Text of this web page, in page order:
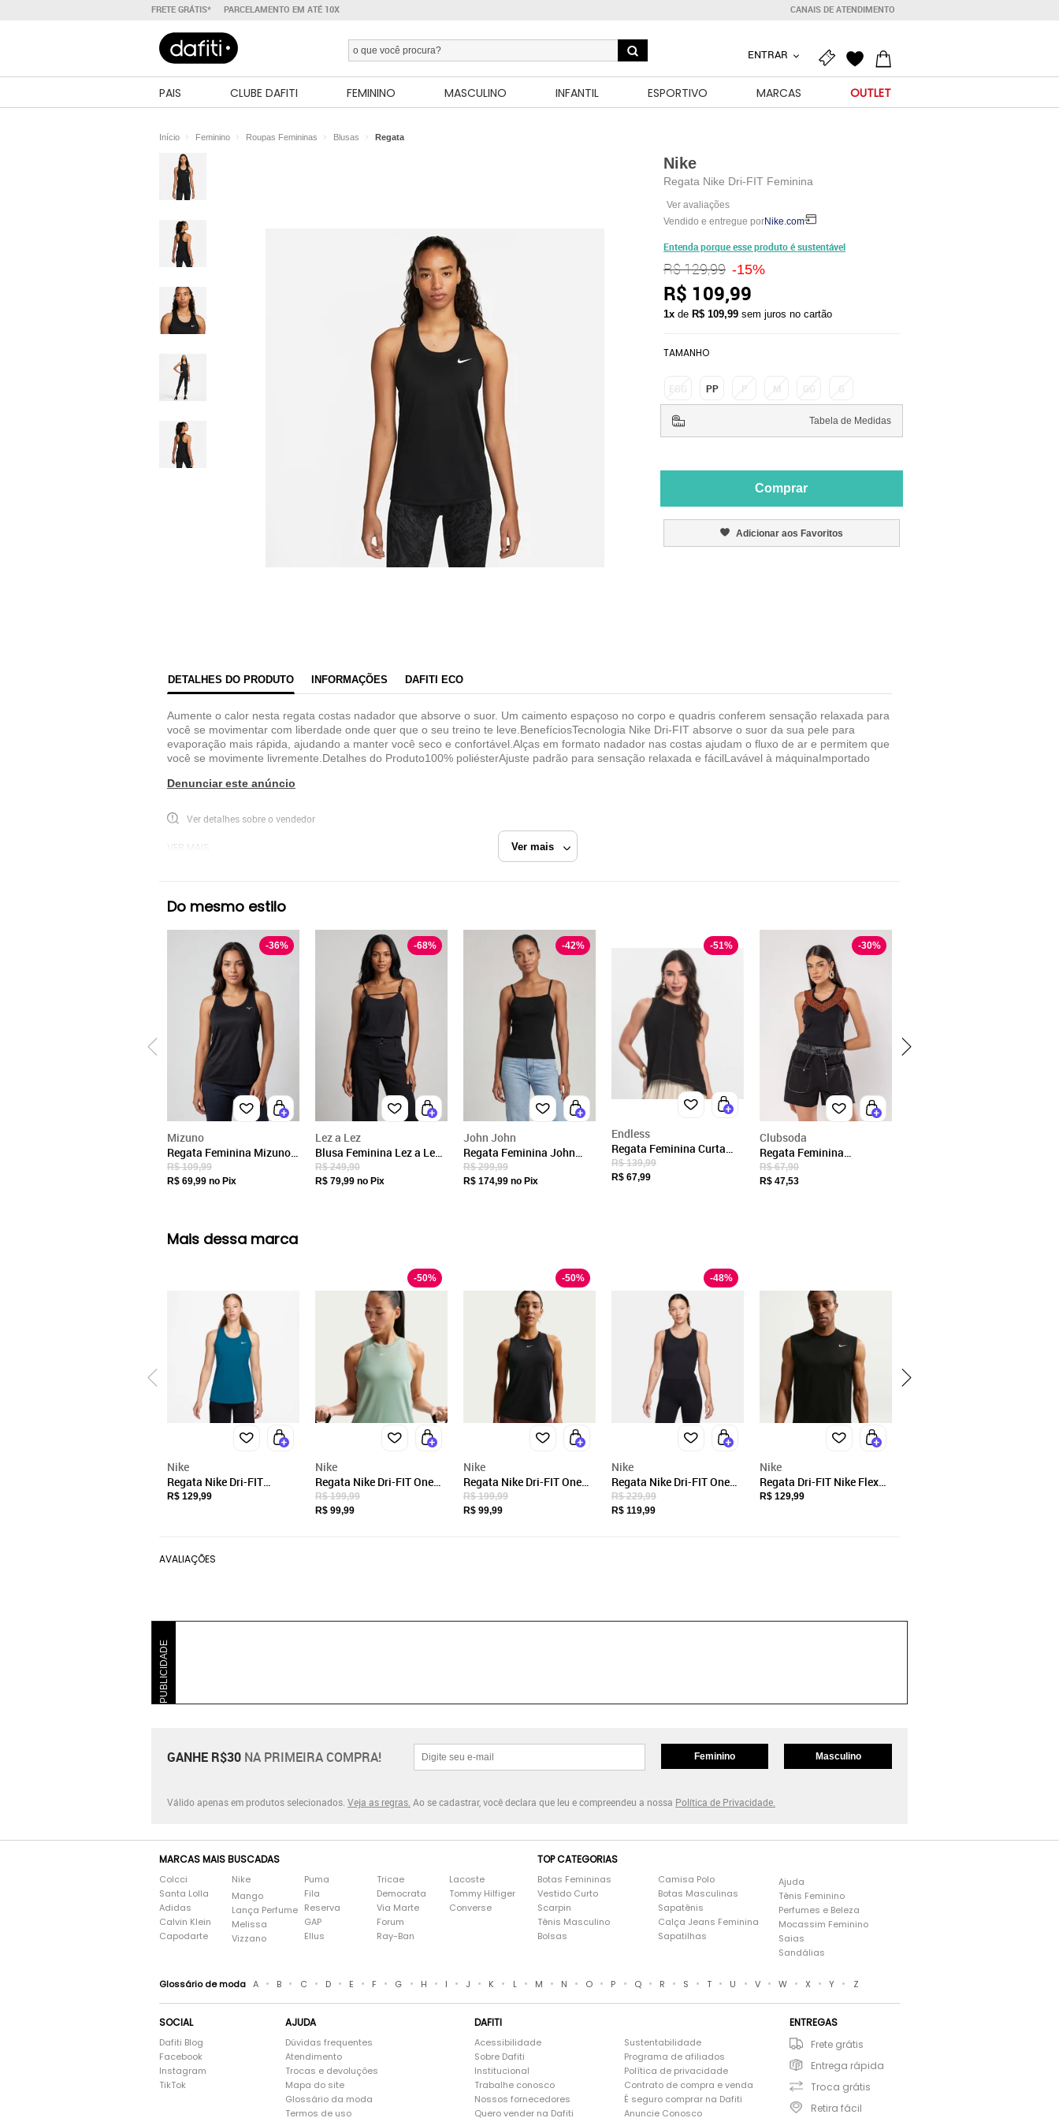
FRETE GRÁTIS* PARCELAMENTO EM ATÉ 10X CANAIS DE ATENDIMENTO
ENTRAR
PAIS CLUBE DAFITI FEMININO MASCULINO INFANTIL ESPORTIVO MARCAS OUTLET
Início Feminino Roupas Femininas Blusas Regata
Fechar
Nike
Regata Nike Dri-FIT Feminina
Ver avaliações
Vendido e entregue porNike.com
Nike.com
Razão Social
Fisia Comercio de Produtos Esportivos Ltda.
CNPJ
59.546.515/0001-34
Endereço
Rua Werner Von Siemens, 111, Prédio, 1,
Pavimento, 1, e, 2
São Paulo, SP/SP
CEP: 05069-010
Entenda porque esse produto é sustentável
R$ 129,99 -15%
R$ 109,99
1xde R$ 109,99 sem juros no cartão
TAMANHO
PP
Tabela de Medidas
Comprar
Adicionar aos Favoritos
DETALHES DO PRODUTO INFORMAÇÕES DAFITI ECO
Ver mais
Aumente o calor nesta regata costas nadador que absorve o suor. Um caimento espaçoso no corpo e quadris conferem sensação relaxada para
você se movimentar com liberdade onde quer que o seu treino te leve.BenefíciosTecnologia Nike Dri-FIT absorve o suor da sua pele para
evaporação mais rápida, ajudando a manter você seco e confortável.Alças em formato nadador nas costas ajudam o fluxo de ar e permitem que
você se movimente livremente.Detalhes do Produto100% poliésterAjuste padrão para sensação relaxada e fácilLavável à máquinaImportado
Denunciar este anúncio
Ver detalhes sobre o vendedor
VER MAIS
Do mesmo estilo
-36%
Mizuno
Regata Feminina Mizuno
Nirvana F Preta
R$ 109,99
R$ 69,99 no Pix
-68%
Lez a Lez
Blusa Feminina Lez a Lez
Alças Finas Preta
R$ 249,90
R$ 79,99 no Pix
-42%
John John
Regata Feminina John
John Alças Finas Preta
R$ 299,99
R$ 174,99 no Pix
-51%
Endless
Regata Feminina Curta
Decote Redondo Endless
Preto
R$ 139,99
R$ 67,99
-30%
Clubsoda
Regata Feminina
ClubSoda Rib Canelada
Detalhe Pala Jacquard
R$ 67,90
R$ 47,53
Mais dessa marca
Nike
Regata Nike Dri-FIT
Feminina
R$ 129,99
-50%
Nike
Regata Nike Dri-FIT One
Feminina
R$ 199,99
R$ 99,99
-50%
Nike
Regata Nike Dri-FIT One
Feminina
R$ 199,99
R$ 99,99
-48%
Nike
Regata Nike Dri-FIT One
Cropped Feminina
R$ 229,99
R$ 119,99
Nike
Regata Dri-FIT Nike Flex
Masculina
R$ 129,99
AVALIAÇÕES
PUBLICIDADE
GANHE R$30 NA PRIMEIRA COMPRA! Feminino Masculino
Válido apenas em produtos selecionados. Veja as regras. Ao se cadastrar, você declara que leu e compreendeu a nossa Política de Privacidade.
MARCAS MAIS BUSCADAS
Colcci
Santa Lolla
Adidas
Calvin Klein
Capodarte
Nike
Mango
Lança Perfume
Melissa
Vizzano
Puma
Fila
Reserva
GAP
Ellus
Tricae
Democrata
Via Marte
Forum
Ray-Ban
Lacoste
Tommy Hilfiger
Converse
TOP CATEGORIAS
Botas Femininas
Vestido Curto
Scarpin
Tênis Masculino
Bolsas
Camisa Polo
Botas Masculinas
Sapatênis
Calça Jeans Feminina
Sapatilhas
Ajuda
Tênis Feminino
Perfumes e Beleza
Mocassim Feminino
Saias
Sandálias
Glossário de moda A • B • C • D • E • F • G • H • I • J • K • L • M • N • O • P • Q • R • S • T • U • V • W • X • Y • Z
SOCIAL
Dafiti Blog
Facebook
Instagram
TikTok
AJUDA
Dúvidas frequentes
Atendimento
Trocas e devoluções
Mapa do site
Glossário da moda
Termos de uso
DAFITI
Acessibilidade
Sobre Dafiti
Institucional
Trabalhe conosco
Nossos fornecedores
Quero vender na Dafiti
Sustentabilidade
Programa de afiliados
Política de privacidade
Contrato de compra e venda
É seguro comprar na Dafiti
Anuncie Conosco
ENTREGAS
Frete grátis
Entrega rápida
Troca grátis
Retira fácil